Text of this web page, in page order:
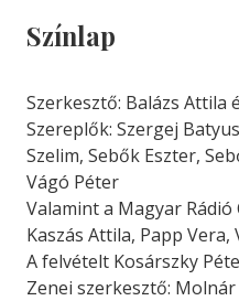
Színlap
Szerkesztő: Balázs Attila
Szereplők: Szergej
Szelim, Sebők Eszter,
Vágó Péter
Valamint a Magyar Rádió
Kaszás Attila, Papp Vera,
A felvételt Kosárszky
Zenei szerkesztő: